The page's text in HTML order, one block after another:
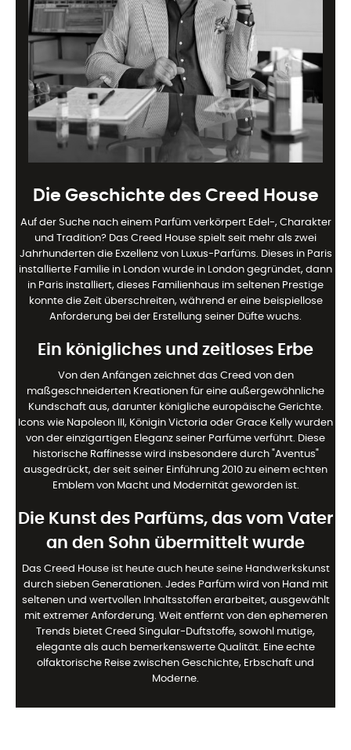
Die Geschichte des Creed House
Auf der Suche nach einem Parfüm verkörpert Edel-, Charakter
und Tradition? Das Creed House spielt seit mehr als zwei
Jahrhunderten die Exzellenz von Luxus-Parfüms. Dieses in Paris
installierte Familie in London wurde in London gegründet, dann
in Paris installiert, dieses Familienhaus im seltenen Prestige
konnte die Zeit überschreiten, während er eine beispiellose
Anforderung bei der Erstellung seiner Düfte wuchs.
Ein königliches und zeitloses Erbe
Von den Anfängen zeichnet das Creed von den
maßgeschneiderten Kreationen für eine außergewöhnliche
Kundschaft aus, darunter königliche europäische Gerichte.
Icons wie Napoleon III, Königin Victoria oder Grace Kelly wurden
von der einzigartigen Eleganz seiner Parfüme verführt. Diese
historische Raffinesse wird insbesondere durch "Aventus"
ausgedrückt, der seit seiner Einführung 2010 zu einem echten
Emblem von Macht und Modernität geworden ist.
Die Kunst des Parfüms, das vom Vater
an den Sohn übermittelt wurde
Das Creed House ist heute auch heute seine Handwerkskunst
durch sieben Generationen. Jedes Parfüm wird von Hand mit
seltenen und wertvollen Inhaltsstoffen erarbeitet, ausgewählt
mit extremer Anforderung. Weit entfernt von den ephemeren
Trends bietet Creed Singular-Duftstoffe, sowohl mutige,
elegante als auch bemerkenswerte Qualität. Eine echte
olfaktorische Reise zwischen Geschichte, Erbschaft und
Moderne.